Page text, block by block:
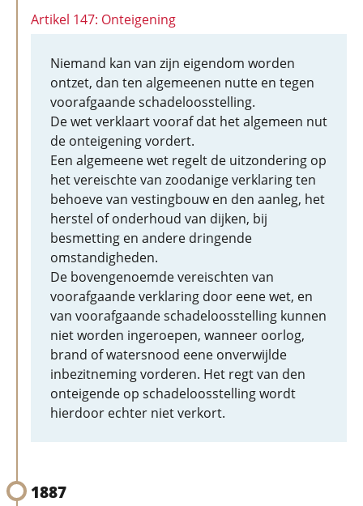
Artikel 147: Onteigening
Niemand kan van zijn eigendom worden
ontzet, dan ten algemeenen nutte en tegen
voorafgaande schadeloosstelling.
De wet verklaart vooraf dat het algemeen nut
de onteigening vordert.
Een algemeene wet regelt de uitzondering op
het vereischte van zoodanige verklaring ten
behoeve van vestingbouw en den aanleg, het
herstel of onderhoud van dijken, bij
besmetting en andere dringende
omstandigheden.
De bovengenoemde vereischten van
voorafgaande verklaring door eene wet, en
van voorafgaande schadeloosstelling kunnen
niet worden ingeroepen, wanneer oorlog,
brand of watersnood eene onverwijlde
inbezitneming vorderen. Het regt van den
onteigende op schadeloosstelling wordt
hierdoor echter niet verkort.
1887